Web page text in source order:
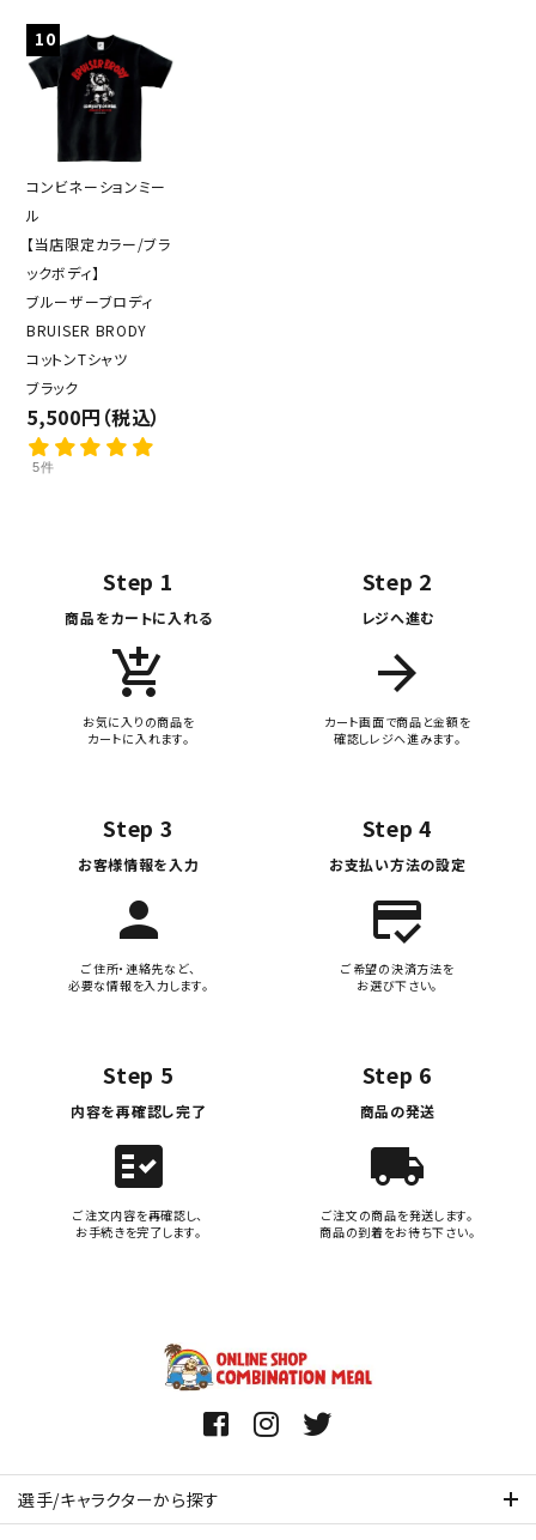
10
コンビネーションミー
ル
【当店限定カラー/ブラ
ックボディ】
ブルーザーブロディ
BRUISER BRODY
コットンTシャツ
ブラック
5,500円（税込）
5件
Step 1
商品をカートに入れる
add_shopping_cart
お気に入りの商品を
カートに入れます。
Step 2
レジへ進む
arrow_forward
カート画面で商品と金額を
確認しレジへ進みます。
Step 3
お客様情報を入力
person
ご住所・連絡先など、
必要な情報を入力します。
Step 4
お支払い方法の設定
credit_score
ご希望の決済方法を
お選び下さい。
Step 5
内容を再確認し完了
fact_check
ご注文内容を再確認し、
お手続きを完了します。
Step 6
商品の発送
local_shipping
ご注文の商品を発送します。
商品の到着をお待ち下さい。
選手/キャラクターから探す